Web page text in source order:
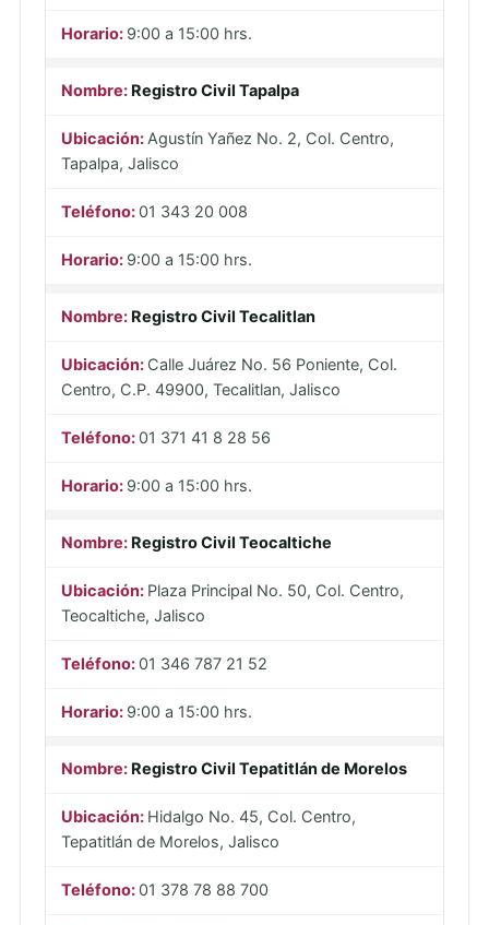
9:00 a 15:00 hrs.
Registro Civil Tapalpa
Agustín Yañez No. 2, Col. Centro,
Tapalpa, Jalisco
01 343 20 008
9:00 a 15:00 hrs.
Registro Civil Tecalitlan
Calle Juárez No. 56 Poniente, Col.
Centro, C.P. 49900, Tecalitlan, Jalisco
01 371 41 8 28 56
9:00 a 15:00 hrs.
Registro Civil Teocaltiche
Plaza Principal No. 50, Col. Centro,
Teocaltiche, Jalisco
01 346 787 21 52
9:00 a 15:00 hrs.
Registro Civil Tepatitlán de Morelos
Hidalgo No. 45, Col. Centro,
Tepatitlán de Morelos, Jalisco
01 378 78 88 700